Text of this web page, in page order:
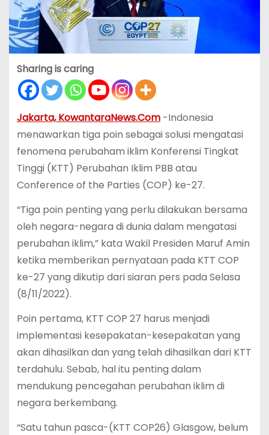
Sharing is caring
Jakarta, KowantaraNews.Com-Indonesia
menawarkan tiga poin sebagai solusi mengatasi
fenomena perubaham iklim Konferensi Tingkat
Tinggi (KTT) Perubahan Iklim PBB atau
Conference of the Parties (COP) ke-27.
“Tiga poin penting yang perlu dilakukan bersama
oleh negara-negara di dunia dalam mengatasi
perubahan iklim,” kata Wakil Presiden Maruf Amin
ketika memberikan pernyataan pada KTT COP
ke-27 yang dikutip dari siaran pers pada Selasa
(8/11/2022).
Poin pertama, KTT COP 27 harus menjadi
implementasi kesepakatan-kesepakatan yang
akan dihasilkan dan yang telah dihasilkan dari KTT
terdahulu. Sebab, hal itu penting dalam
mendukung pencegahan perubahan iklim di
negara berkembang.
“Satu tahun pasca-(KTT COP26) Glasgow, belum